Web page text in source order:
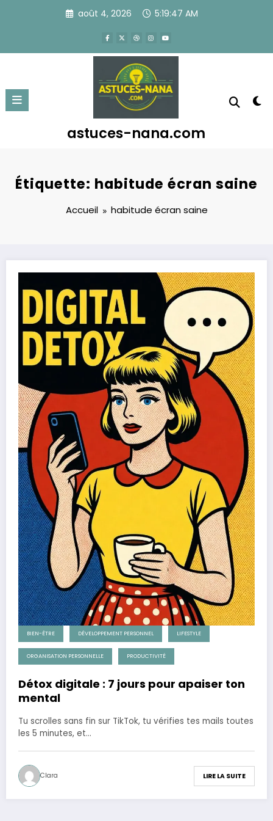
août 4, 2026 5:19:47 AM
astuces-nana.com
Étiquette: habitude écran saine
Accueil habitude écran saine
BIEN-ÊTRE DÉVELOPPEMENT PERSONNEL LIFESTYLE
ORGANISATION PERSONNELLE PRODUCTIVITÉ
Détox digitale : 7 jours pour apaiser ton
mental
Tu scrolles sans fin sur TikTok, tu vérifies tes mails toutes
les 5 minutes, et…
Clara LIRE LA SUITE